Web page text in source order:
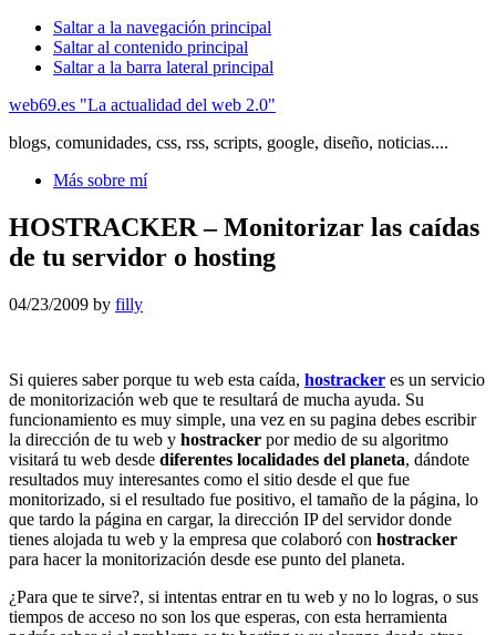
Saltar a la navegación principal
Saltar al contenido principal
Saltar a la barra lateral principal
web69.es "La actualidad del web 2.0"
blogs, comunidades, css, rss, scripts, google, diseño, noticias....
Más sobre mí
HOSTRACKER – Monitorizar las caídas
de tu servidor o hosting
04/23/2009 by filly
Si quieres saber porque tu web esta caída, hostracker es un servicio
de monitorización web que te resultará de mucha ayuda. Su
funcionamiento es muy simple, una vez en su pagina debes escribir
la dirección de tu web y hostracker por medio de su algoritmo
visitará tu web desde diferentes localidades del planeta, dándote
resultados muy interesantes como el sitio desde el que fue
monitorizado, si el resultado fue positivo, el tamaño de la página, lo
que tardo la página en cargar, la dirección IP del servidor donde
tienes alojada tu web y la empresa que colaboró con hostracker
para hacer la monitorización desde ese punto del planeta.
¿Para que te sirve?, si intentas entrar en tu web y no lo logras, o sus
tiempos de acceso no son los que esperas, con esta herramienta